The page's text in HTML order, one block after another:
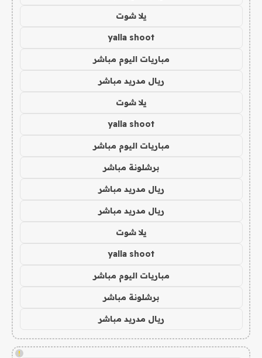
يلا شوت
yalla shoot
مباريات اليوم مباشر
ريال مدريد مباشر
يلا شوت
yalla shoot
مباريات اليوم مباشر
برشلونة مباشر
ريال مدريد مباشر
ريال مدريد مباشر
يلا شوت
yalla shoot
مباريات اليوم مباشر
برشلونة مباشر
ريال مدريد مباشر
!